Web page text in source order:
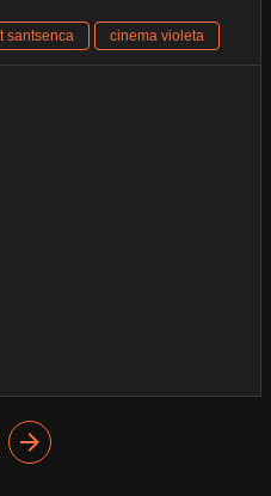
santsenca cinema violeta